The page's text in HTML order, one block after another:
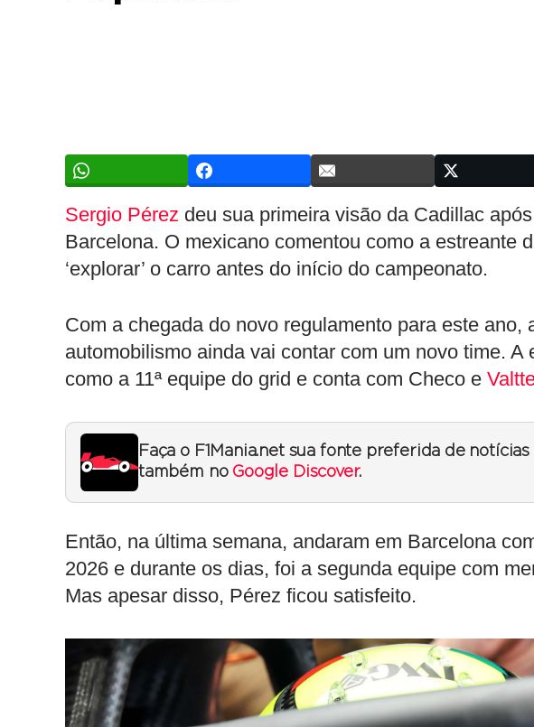
Sergio Pérez deu sua primeira visão da Cadillac
Barcelona. O mexicano comentou como a estreante
‘explorar’ o carro antes do início do campeonato.
Com a chegada do novo regulamento para este ano,
automobilismo ainda vai contar com um novo time.
como a 11ª equipe do grid e conta com Checo e
Faça o F1Mania.net sua fonte preferida de
também no Google Discover.
Então, na última semana, andaram em Barcelona
2026 e durante os dias, foi a segunda equipe com
Mas apesar disso, Pérez ficou satisfeito.